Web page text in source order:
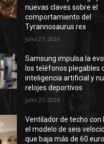
nuevas claves sobre el
comportamiento del
Tyrannosaurus rex
julio 27, 2026
Samsung impulsa la
los teléfonos plegables
inteligencia artificial y
relojes deportivos
julio 27, 2026
Ventilador de techo con
el modelo de seis
que baja más de 60